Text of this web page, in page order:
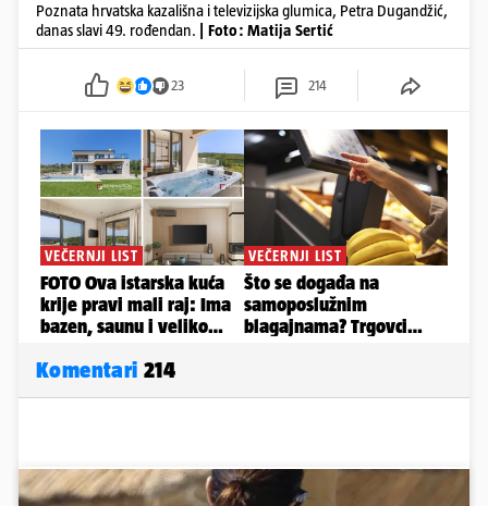
Poznata hrvatska kazališna i televizijska glumica, Petra Dugandžić,
danas slavi 49. rođendan.
| Foto: Matija Sertić
23 214
Komentari 214